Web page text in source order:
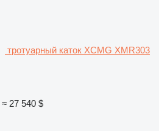
тротуарный каток XCMG XMR303
≈ 27 540 $